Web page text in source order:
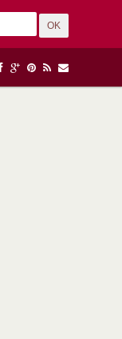
OK